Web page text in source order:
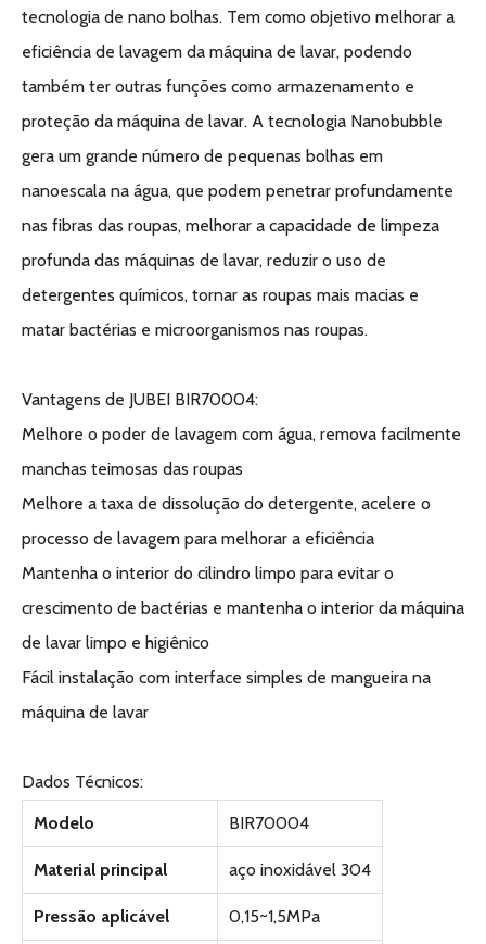
tecnologia de nano bolhas. Tem como objetivo melhorar a
eficiência de lavagem da máquina de lavar, podendo
também ter outras funções como armazenamento e
proteção da máquina de lavar. A tecnologia Nanobubble
gera um grande número de pequenas bolhas em
nanoescala na água, que podem penetrar profundamente
nas fibras das roupas, melhorar a capacidade de limpeza
profunda das máquinas de lavar, reduzir o uso de
detergentes químicos, tornar as roupas mais macias e
matar bactérias e microorganismos nas roupas.
Vantagens de JUBEI BIR70004:
Melhore o poder de lavagem com água, remova facilmente
manchas teimosas das roupas
Melhore a taxa de dissolução do detergente, acelere o
processo de lavagem para melhorar a eficiência
Mantenha o interior do cilindro limpo para evitar o
crescimento de bactérias e mantenha o interior da máquina
de lavar limpo e higiênico
Fácil instalação com interface simples de mangueira na
máquina de lavar
Dados Técnicos:
Modelo
BIR70004
Material principal aço inoxidável 304
Pressão aplicável 0,15~1,5MPa